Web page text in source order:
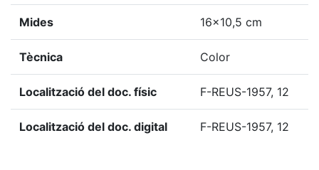
Mides 16x10,5 cm
Tècnica Color
Localització del doc. físic F-REUS-1957, 12
Localització del doc. digital F-REUS-1957, 12